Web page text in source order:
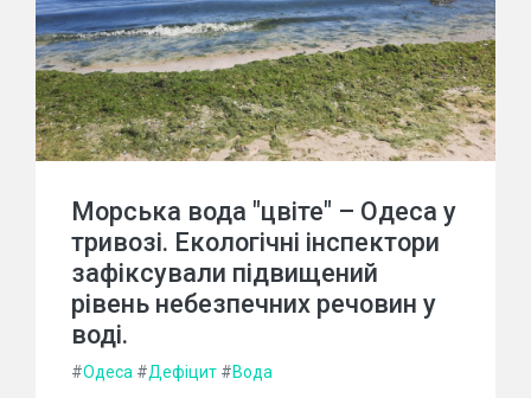
Морська вода "цвіте" – Одеса у
тривозі. Екологічні інспектори
зафіксували підвищений
рівень небезпечних речовин у
воді.
#Одеса #Дефіцит #Вода